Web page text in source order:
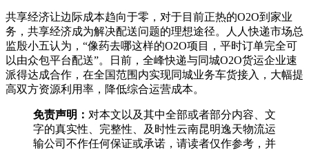
共享经济让边际成本趋向于零，对于目前正热的O2O到家业
务，共享经济成为解决配送问题的理想途径。人人快递市场总
监殷小五认为，“像药去哪这样的O2O项目，平时订单完全可
以由众包平台配送”。日前，全峰快递与同城O2O货运企业速
派得达成合作，在全国范围内实现同城业务车货接入，大幅提
高双方资源利用率，降低综合运营成本。
免责声明： 对本文以及其中全部或者部分内容、文
字的真实性、完整性、及时性云南昆明逸天物流运
输公司不作任何保证或承诺，请读者仅作参考，并